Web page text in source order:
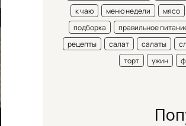
к чаю
меню недели мясо
подборка
правильное
рецепты
салат салаты
торт
ужин